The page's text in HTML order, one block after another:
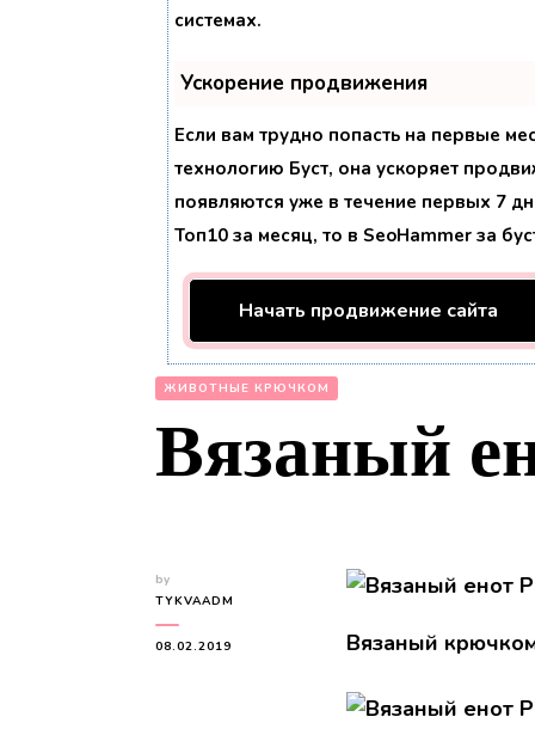
системах.
Ускорение продвижения
Если вам трудно попасть на первые
технологию Буст, она ускоряет
появляются уже в течение первых 7
Топ10 за месяц, то в SeoHammer за
Начать продвижение сайта
ЖИВОТНЫЕ КРЮЧКОМ
Вязаный
by
TYKVAADM
08.02.2019 Вязаный